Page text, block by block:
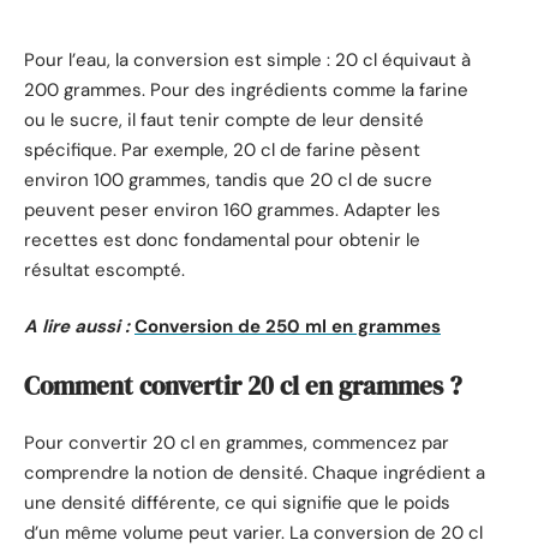
Pour l’eau, la conversion est simple : 20 cl équivaut à
200 grammes. Pour des ingrédients comme la farine
ou le sucre, il faut tenir compte de leur densité
spécifique. Par exemple, 20 cl de farine pèsent
environ 100 grammes, tandis que 20 cl de sucre
peuvent peser environ 160 grammes. Adapter les
recettes est donc fondamental pour obtenir le
résultat escompté.
A lire aussi : Conversion de 250 ml en grammes
Comment convertir 20 cl en grammes ?
Pour convertir 20 cl en grammes, commencez par
comprendre la notion de densité. Chaque ingrédient a
une densité différente, ce qui signifie que le poids
d’un même volume peut varier. La conversion de 20 cl